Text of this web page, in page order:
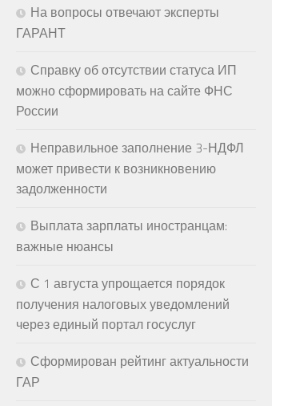
На вопросы отвечают эксперты
ГАРАНТ
Справку об отсутствии статуса ИП
можно сформировать на сайте ФНС
России
Неправильное заполнение 3-НДФЛ
может привести к возникновению
задолженности
Выплата зарплаты иностранцам:
важные нюансы
С 1 августа упрощается порядок
получения налоговых уведомлений
через единый портал госуслуг
Сформирован рейтинг актуальности
ГАР